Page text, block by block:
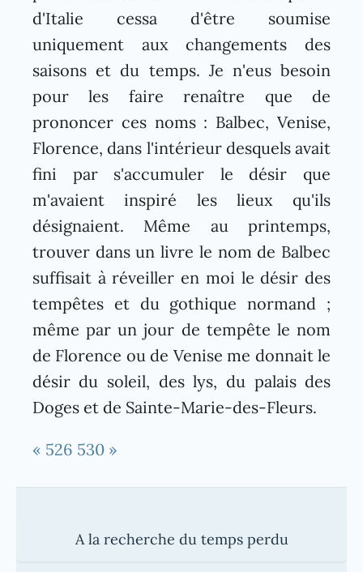
d'Italie cessa d'être soumise
uniquement aux changements des
saisons et du temps. Je n'eus besoin
pour les faire renaître que de
prononcer ces noms : Balbec, Venise,
Florence, dans l'intérieur desquels avait
fini par s'accumuler le désir que
m'avaient inspiré les lieux qu'ils
désignaient. Même au printemps,
trouver dans un livre le nom de Balbec
suffisait à réveiller en moi le désir des
tempêtes et du gothique normand ;
même par un jour de tempête le nom
de Florence ou de Venise me donnait le
désir du soleil, des lys, du palais des
Doges et de Sainte-Marie-des-Fleurs.
« 526 530 »
A la recherche du temps perdu